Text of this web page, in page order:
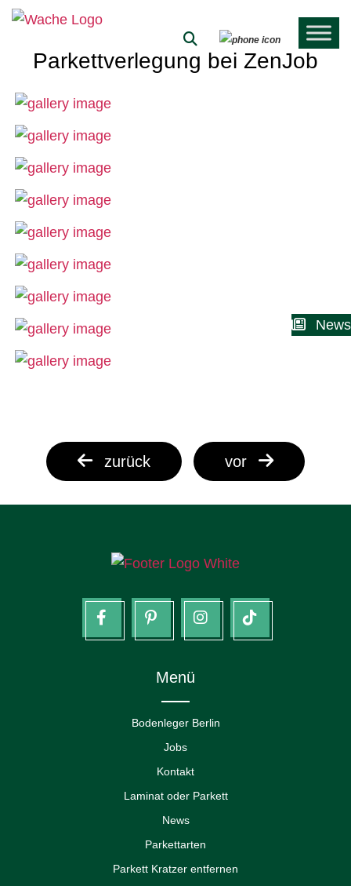
Parkettverlegung bei ZenJob
zurück vor
facebookPinterestInstagram
Tik
Menü
Bodenleger Berlin
Jobs
Kontakt
Laminat oder Parkett
News
Parkettarten
Parkett Kratzer entfernen
News